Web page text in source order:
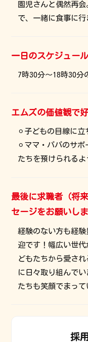
園児さんと偶然再
で、一緒に食事に行
一日のスケジュー
7時30分～18時30分
エムズの価値観で
⚪︎子どもの目線に
⚪︎ママ・パパのサ
たちを預けられる
最後に求職者（将
セージをお願いしま
経験のない方も経
迎です！幅広い世
どもたちから愛さ
に日々取り組んで
たちも笑顔でまって
採